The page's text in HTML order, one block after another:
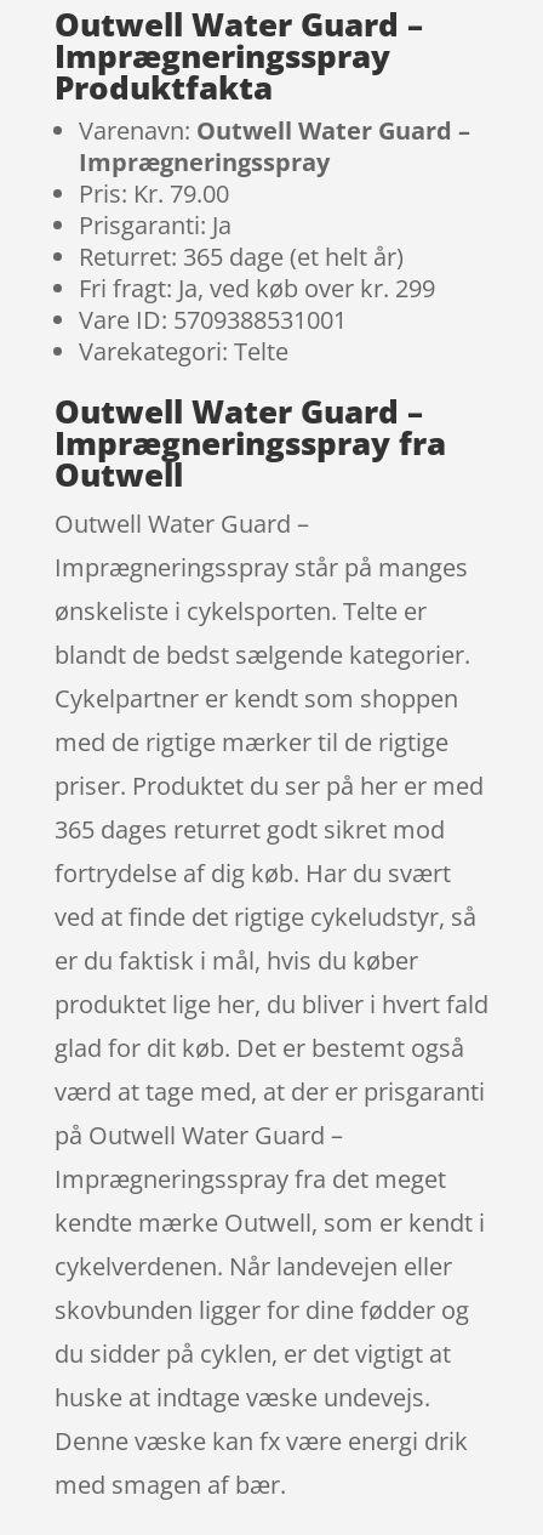
Outwell Water Guard –
Imprægneringsspray
Produktfakta
Varenavn: Outwell Water Guard –
Imprægneringsspray
Pris: Kr. 79.00
Prisgaranti: Ja
Returret: 365 dage (et helt år)
Fri fragt: Ja, ved køb over kr. 299
Vare ID: 5709388531001
Varekategori: Telte
Outwell Water Guard –
Imprægneringsspray fra
Outwell
Outwell Water Guard –
Imprægneringsspray står på manges
ønskeliste i cykelsporten. Telte er
blandt de bedst sælgende kategorier.
Cykelpartner er kendt som shoppen
med de rigtige mærker til de rigtige
priser. Produktet du ser på her er med
365 dages returret godt sikret mod
fortrydelse af dig køb. Har du svært
ved at finde det rigtige cykeludstyr, så
er du faktisk i mål, hvis du køber
produktet lige her, du bliver i hvert fald
glad for dit køb. Det er bestemt også
værd at tage med, at der er prisgaranti
på Outwell Water Guard –
Imprægneringsspray fra det meget
kendte mærke Outwell, som er kendt i
cykelverdenen. Når landevejen eller
skovbunden ligger for dine fødder og
du sidder på cyklen, er det vigtigt at
huske at indtage væske undevejs.
Denne væske kan fx være energi drik
med smagen af bær.